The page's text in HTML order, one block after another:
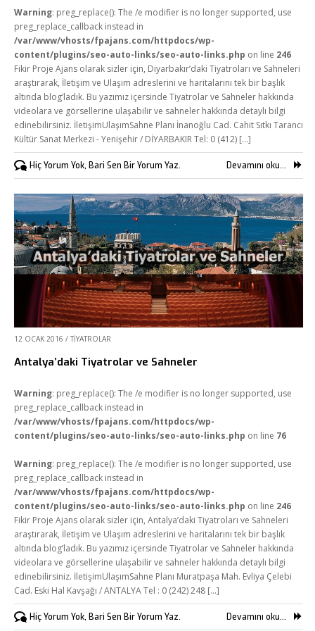
Online Araçlar
Fikir Proje Blogluyor
İnsan Kaynakları
Müşteri Paneli
Bize Ulaşın
Warning: preg_replace(): The /e modifier is no longer supported, use
preg_replace_callback instead in
/var/www/vhosts/fpajans.com/httpdocs/wp-
content/plugins/seo-auto-links/seo-auto-links.php on line 246
Fikir Proje Ajans olarak sizler için, Diyarbakır’daki Tiyatroları ve Sahneleri
araştırarak, İletişim ve Ulaşım adreslerini ve haritalarını tek bir başlık
altında blog’ladık. Bu yazımız içersinde Tiyatrolar ve Sahneler hakkında
videolara ve görsellerine ulaşabilir ve sahneler hakkında detaylı bilgi
edinebilirsiniz. İletişimUlaşımSahne Planı İnanoğlu Cad. Cahit Sıtkı Tarancı
Kültür Sanat Merkezi - Yenişehir / DİYARBAKIR Tel: 0 (412) [...]
Hiç Yorum Yok, Bari Sen Bir Yorum Yaz. Devamını oku...
12 OCAK 2016 /TIYATROLAR
Antalya’daki Tiyatrolar ve Sahneler
Warning: preg_replace(): The /e modifier is no longer supported, use
preg_replace_callback instead in
/var/www/vhosts/fpajans.com/httpdocs/wp-
content/plugins/seo-auto-links/seo-auto-links.php on line 76
Warning: preg_replace(): The /e modifier is no longer supported, use
preg_replace_callback instead in
/var/www/vhosts/fpajans.com/httpdocs/wp-
content/plugins/seo-auto-links/seo-auto-links.php on line 246
Fikir Proje Ajans olarak sizler için, Antalya’daki Tiyatroları ve Sahneleri
araştırarak, İletişim ve Ulaşım adreslerini ve haritalarını tek bir başlık
altında blog’ladık. Bu yazımız içersinde Tiyatrolar ve Sahneler hakkında
videolara ve görsellerine ulaşabilir ve sahneler hakkında detaylı bilgi
edinebilirsiniz. İletişimUlaşımSahne Planı Muratpaşa Mah. Evliya Çelebi
Cad. Eski Hal Kavşağı / ANTALYA Tel : 0 (242) 248 [...]
Hiç Yorum Yok, Bari Sen Bir Yorum Yaz. Devamını oku...